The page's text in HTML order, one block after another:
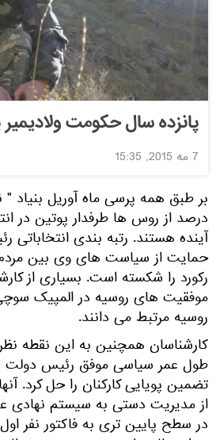
پانزده سال حکومت
7 مه 2015, 15:35
درصد از روس ها طرفدار پوتین در
آینده هستند. رتبه بندی
رکورد را شکسته است. بسیاری از
موفقیت های روسیه در المپیک
روسیه مرتبط می دانند.
کارشناسان همچنین به این نقطه
طول عمر سیاسی موفق رئیس دولت
تضمین پویایی کارکنان را حل کرد.
از مدیریت دستی به سیستم نهادی
در سطح پایین تری به فاکتور نفر